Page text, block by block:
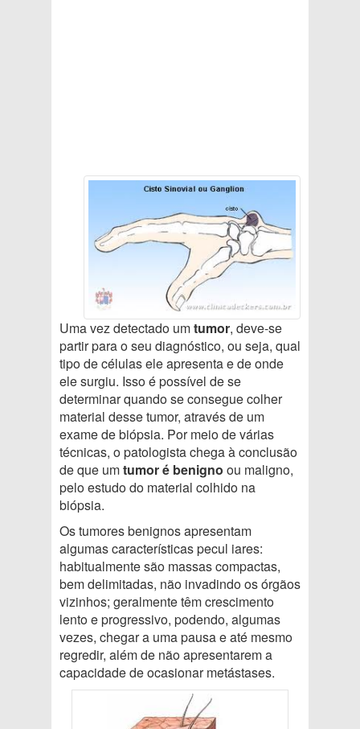
Uma vez detectado umtumor, deve-se
partir para o seu diagnóstico, ou seja, qual
tipo de células ele apresenta e de onde
ele surgiu. Isso é possível de se
determinar quando se consegue colher
material desse tumor, através de um
exame de biópsia. Por meio de várias
técnicas, o patologista chega à conclusão
de que umtumor é benigno ou maligno,
pelo estudo do material colhido na
biópsia.
Os tumores benignos apresentam
algumas características pecul iares:
habitualmente são massas compactas,
bem delimitadas, não invadindo os órgãos
vizinhos; geralmente têm crescimento
lento e progressivo, podendo, algumas
vezes, chegar a uma pausa e até mesmo
regredir, além de não apresentarem a
capacidade de ocasionar metástases.